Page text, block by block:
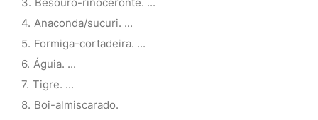
Anaconda/sucuri. ...
Formiga-cortadeira. ...
Águia. ...
Tigre. ...
Boi-almiscarado.